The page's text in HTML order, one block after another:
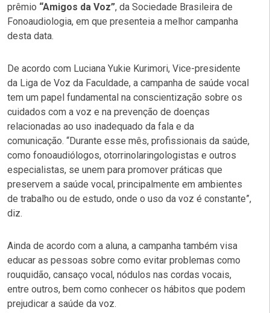
prêmio “Amigos da Voz”, da Sociedade Brasileira de
Fonoaudiologia, em que presenteia a melhor campanha
desta data.
De acordo com Luciana Yukie Kurimori, Vice-presidente
da Liga de Voz da Faculdade, a campanha de saúde vocal
tem um papel fundamental na conscientização sobre os
cuidados com a voz e na prevenção de doenças
relacionadas ao uso inadequado da fala e da
comunicação. “Durante esse mês, profissionais da saúde,
como fonoaudiólogos, otorrinolaringologistas e outros
especialistas, se unem para promover práticas que
preservem a saúde vocal, principalmente em ambientes
de trabalho ou de estudo, onde o uso da voz é constante”,
diz.
Ainda de acordo com a aluna, a campanha também visa
educar as pessoas sobre como evitar problemas como
rouquidão, cansaço vocal, nódulos nas cordas vocais,
entre outros, bem como conhecer os hábitos que podem
prejudicar a saúde da voz.